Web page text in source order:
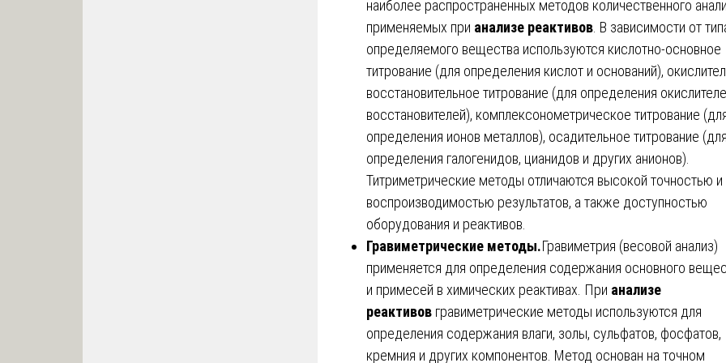
наиболее распространенных методов количественного
применяемых при анализе реактивов . В зависимости от
определяемого вещества используются кислотно-основное
титрование (для определения кислот и оснований),
восстановительное титрование (для определения
восстановителей), комплексонометрическое титрование
определения ионов металлов), осадительное титрование (для
определения галогенидов, цианидов и других анионов).
Титриметрические методы отличаются высокой точностью и
воспроизводимостью результатов, а также доступностью
оборудования и реактивов.
Гравиметрические методы.Гравиметрия (весовой анализ)
применяется для определения содержания основного
и примесей в химических реактивах. При анализе
реактивов гравиметрические методы используются для
определения содержания влаги, золы, сульфатов, фосфатов,
кремния и других компонентов. Метод основан на точном